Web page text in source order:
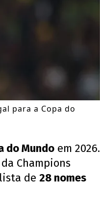
para a Copa do
do Mundo em 2026.
Champions
de 28 nomes